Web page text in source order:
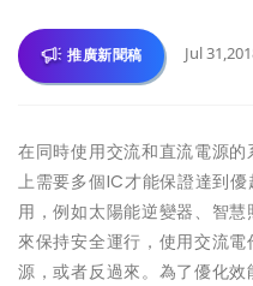
推廣新聞稿 Jul
在同時使用交流和直流電源
上需要多個IC才能保證達到
用，例如太陽能逆變器、智
來保持安全運行，使用交流
源，或者反過來。為了優化